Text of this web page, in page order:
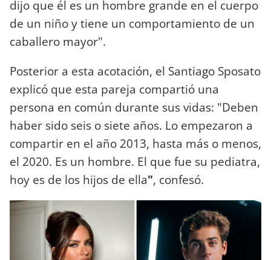
dijo que él es un hombre grande en el cuerpo
de un niño y tiene un comportamiento de un
caballero mayor".
Posterior a esta acotación, el Santiago Sposato
explicó que esta pareja compartió una
persona en común durante sus vidas: "Deben
haber sido seis o siete años. Lo empezaron a
compartir en el año 2013, hasta más o menos,
el 2020. Es un hombre. El que fue su pediatra,
hoy es de los hijos de ella", confesó.